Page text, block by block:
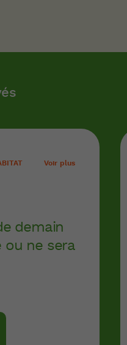
Voir plus
demain
ou ne sera